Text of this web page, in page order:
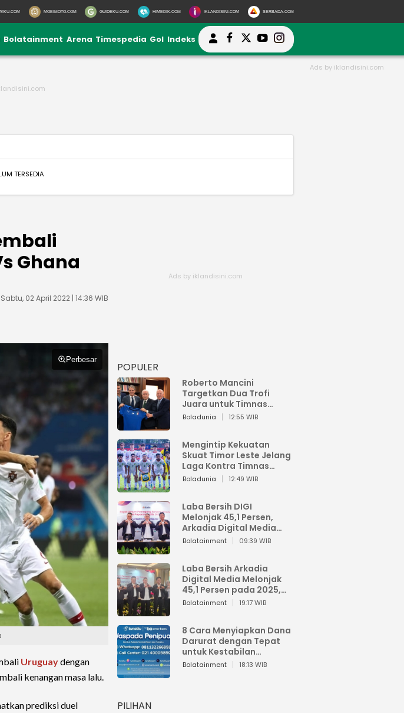
MOBIMOTO.COM GUIDEKU.COM HIMEDIK.COM IKLANDISINI.COM SERBADA.COM
Bolatainment Arena Timespedia Gol Indeks
TERSEDIA
Ghana
Sabtu, 02 April 2022 | 14:36 WIB
Perbesar
Uruguaydengan
kenangan masa lalu.
prediksi duel
POPULER
Roberto Mancini
Targetkan Dua Trofi
Juara untuk Timnas
Italia
Boladunia 12:55 WIB
Mengintip Kekuatan
Skuat Timor Leste Jelang
Laga Kontra Timnas
Indonesia di Piala AFF
Boladunia 12:49 WIB
Laba Bersih DIGI
Melonjak 45,1 Persen,
Arkadia Digital Media
Perkuat Bisnis AI dan
Bolatainment 09:39 WIB
Laba Bersih Arkadia
Digital Media Melonjak
45,1 Persen pada 2025,
Sentuh Rp1,76 Miliar
Bolatainment 19:17 WIB
8 Cara Menyiapkan Dana
Darurat dengan Tepat
untuk Kestabilan
Keuangan
Bolatainment 18:13 WIB
PILIHAN